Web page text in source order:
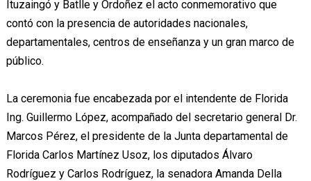
Ituzaingó y Batlle y Ordoñez el acto conmemorativo que
contó con la presencia de autoridades nacionales,
departamentales, centros de enseñanza y un gran marco de
público.
La ceremonia fue encabezada por el intendente de Florida
Ing. Guillermo López, acompañado del secretario general Dr.
Marcos Pérez, el presidente de la Junta departamental de
Florida Carlos Martínez Usoz, los diputados Álvaro
Rodríguez y Carlos Rodríguez, la senadora Amanda Della